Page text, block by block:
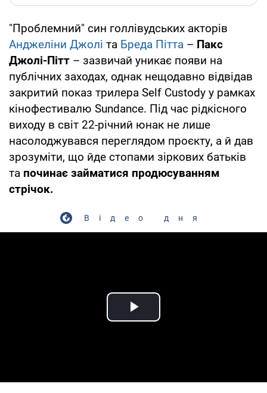
"Проблемний" син голлівудських акторів
Анджеліни Джолі та Бреда Пітта – Пакс
Джолі-Пітт – зазвичай уникає появи на
публічних заходах, однак нещодавно відвідав
закритий показ трилера Self Custody у рамках
кінофестивалю Sundance. Під час рідкісного
виходу в світ 22-річний юнак не лише
насолоджувався переглядом проєкту, а й дав
зрозуміти, що йде стопами зіркових батьків
та починає займатися продюсуванням
стрічок.
Відео дня
Play Video